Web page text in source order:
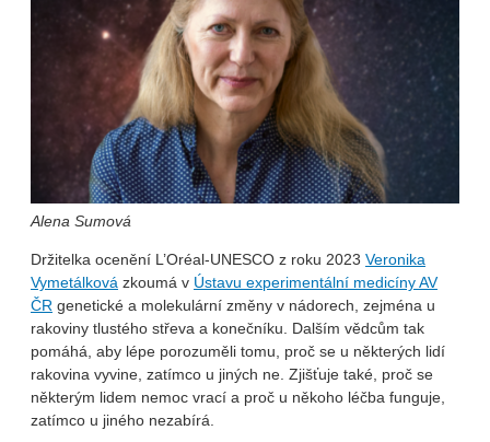
Alena Sumová
Držitelka ocenění L’Oréal-UNESCO z roku 2023 Veronika
Vymetálková zkoumá v Ústavu experimentální medicíny AV
ČR genetické a molekulární změny v nádorech, zejména u
rakoviny tlustého střeva a konečníku. Dalším vědcům tak
pomáhá, aby lépe porozuměli tomu, proč se u některých lidí
rakovina vyvine, zatímco u jiných ne. Zjišťuje také, proč se
některým lidem nemoc vrací a proč u někoho léčba funguje,
zatímco u jiného nezabírá.